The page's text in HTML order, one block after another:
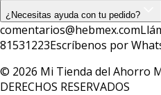
¿Necesitas ayuda con tu pedido?
comentarios@hebmex.com
81531223Escríbenos por
© 2026 Mi Tienda del Ahorro
DERECHOS RESERVADOS